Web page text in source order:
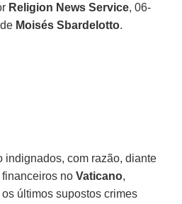
Religion News Service, 06-
Moisés Sbardelotto.
indignados, com razão, diante
financeiros noVaticano,
últimos supostos crimes